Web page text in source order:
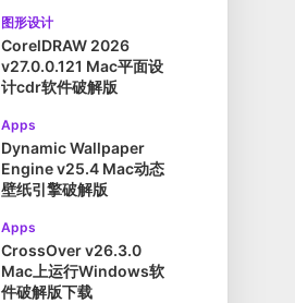
图形设计
CorelDRAW 2026
v27.0.0.121 Mac平面设
计cdr软件破解版
Apps
Dynamic Wallpaper
Engine v25.4 Mac动态
壁纸引擎破解版
Apps
CrossOver v26.3.0
Mac上运行Windows软
件破解版下载